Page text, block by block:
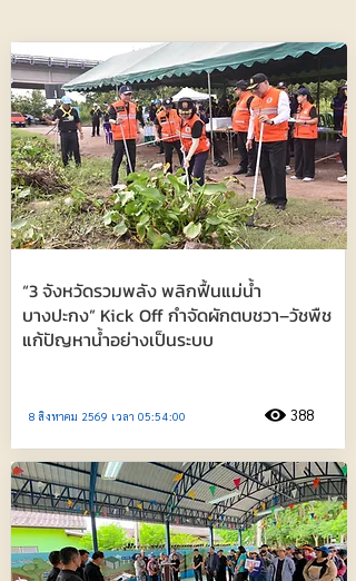
“3 จังหวัดรวมพลัง พลิกฟื้นแม่น้ำ
บางปะกง” Kick Off กำจัดผักตบชวา–วัชพืช
แก้ปัญหาน้ำอย่างเป็นระบบ
8 สิงหาคม 2569 เวลา 05:54:00 388